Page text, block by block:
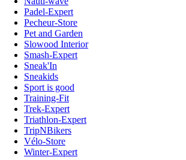
Padel-Expert
Pecheur-Store
Pet and Garden
Slowood Interior
Smash-Expert
Sneak'In
Sneakids
Sport is good
Training-Fit
Trek-Expert
Triathlon-Expert
TripNBikers
Vélo-Store
Winter-Expert